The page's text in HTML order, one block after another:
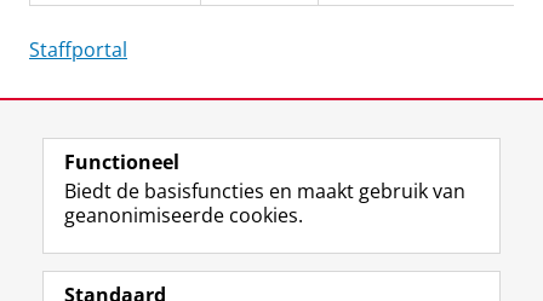
Staffportal
View this page in:English
Volg de RUG
F
a
L
i
R
S
I
n
Y
o
Functioneel
Biedt de basisfuncties en maakt gebruik van
geanonimiseerde cookies.
Standaard